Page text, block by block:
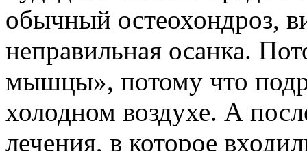
обычный остеохондроз,
неправильная осанка.
мышцы», потому что
холодном воздухе. А
лечения, в которое